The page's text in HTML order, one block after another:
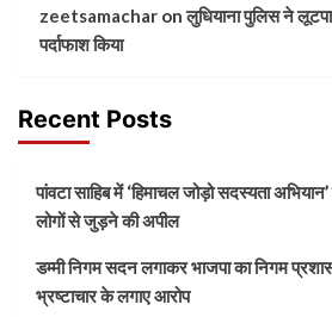
zeetsamachar onलुधियाना पुलिस ने
पर्दाफाश किया
Recent Posts
पांवटा साहिब में ‘हिमाचल जोड़ो सदस्यता
लोगों से जुड़ने की अपील
डम्मी निगम सदन लगाकर भाजपा का निगम
भ्रष्टाचार के लगाए आरोप